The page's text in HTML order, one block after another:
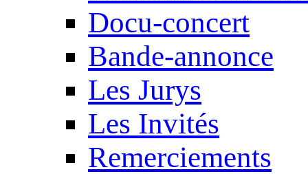
Docu-concert
Bande-annonce
Les Jurys
Les Invités
Remerciements